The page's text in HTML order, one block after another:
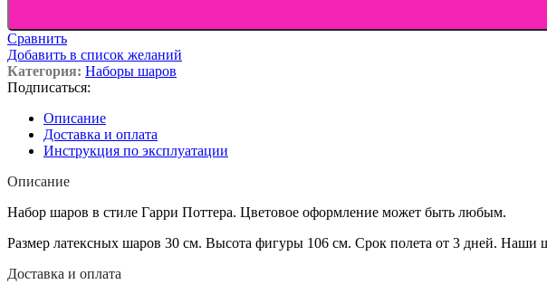
Сравнить
Добавить в список желаний
Категория: Наборы шаров
Подписаться:
Описание
Доставка и оплата
Инструкция по эксплуатации
Описание
Набор шаров в стиле Гарри Поттера. Цветовое оформление может быть любым.
Размер латексных шаров 30 см. Высота фигуры 106 см. Срок полета от 3 дней.
Доставка и оплата